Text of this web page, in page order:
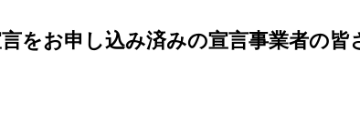
をお申し込み済みの宣言事業者の皆